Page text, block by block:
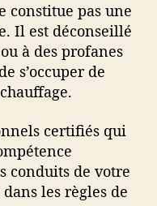
constitue pas une
Il est déconseillé
à des profanes
s’occuper de
certifiés qui
conduits de votre
les règles de